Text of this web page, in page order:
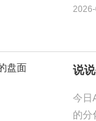
说
今日
的分